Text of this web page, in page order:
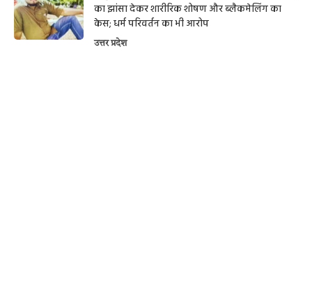
का झांसा देकर शारीरिक शोषण और ब्लैकमेलिंग का
केस; धर्म परिवर्तन का भी आरोप
उत्तर प्रदेश